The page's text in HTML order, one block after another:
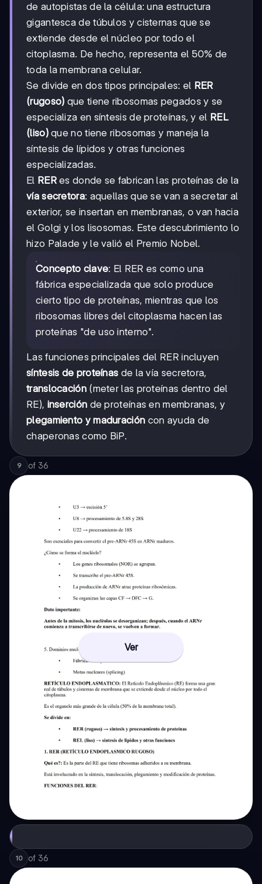
de autopistas de la célula: una estructura
gigantesca de túbulos y cisternas que se
extiende desde el núcleo por todo el
citoplasma. De hecho, representa el 50% de
toda la membrana celular.
Se divide en dos tipos principales: el RER
(rugoso) que tiene ribosomas pegados y se
especializa en síntesis de proteínas, y el REL
(liso)que no tiene ribosomas y maneja la
síntesis de lípidos y otras funciones
especializadas.
El RERes donde se fabrican las proteínas de la
vía secretora: aquellas que se van a secretar al
exterior, se insertan en membranas, o van hacia
el Golgi y los lisosomas. Este descubrimiento lo
hizo Palade y le valió el Premio Nobel.
Concepto clave: El RER es como una
fábrica especializada que solo produce
cierto tipo de proteínas, mientras que los
ribosomas libres del citoplasma hacen las
proteínas "de uso interno".
Las funciones principales del RER incluyen
síntesis de proteínas de la vía secretora,
translocación(meter las proteínas dentro del
RE), inserción de proteínas en membranas, y
plegamiento y maduración con ayuda de
chaperonas como BiP.
9 of 36
Ver
10 of 36